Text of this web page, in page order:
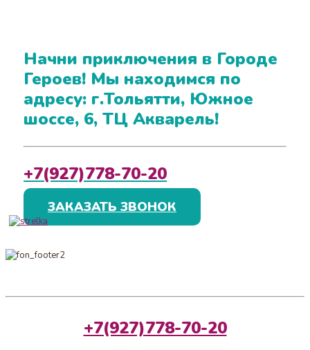
Начни приключения в Городе
Героев! Мы находимся по
адресу: г.Тольятти, Южное
шоссе, 6, ТЦ Акварель!
+7(927)778-70-20
ЗАКАЗАТЬ ЗВОНОК
+7(927)778-70-20